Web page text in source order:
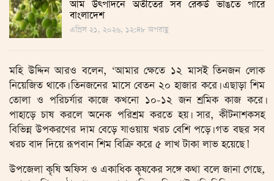
আম উৎপাদনে অতীতের সব রেকর্ড ভাঙতে পারে
বাংলাদেশ
এপ্রিল ২১, ২০২৬, ১২:৪৮ অপরাহ্ণ
মহি উদ্দিন আরও বলেন, ‘আমার ক্ষেতে ১২ মাসই তিনজন লোক
নিয়েজিত থাকে। তিনজনের মাসে বেতন ২০ হাজার করে। এছাড়া শিম
তোলা ও পরিচর্যার কাজে কখনো ১০-১২ জন শ্রমিক কাজ করে।
পাহাড়ে চাষ করলে অনেক পরিশ্রম করতে হয়। সার, কীটনাশকসহ
বিভিন্ন উপকরণের দাম বেড়ে যাওয়ায় খরচ বেশি পড়ে। গত বছর সব
খরচ বাদ দিয়ে রূপবান শিম বিক্রি করে ৫ লাখ টাকা লাভ হয়েছে।’
উপজেলা কৃষি অফিস ও একাধিক কৃষকের সঙ্গে কথা বলে জানা গেছে,